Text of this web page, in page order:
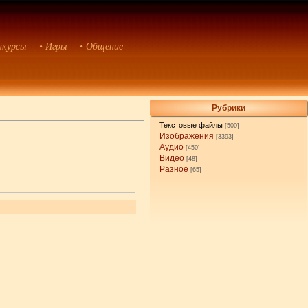
• Игры • Общение
Рубрики
Текстовые файлы [500]
Изображения [3393]
Аудио [450]
Видео [48]
Разное [65]